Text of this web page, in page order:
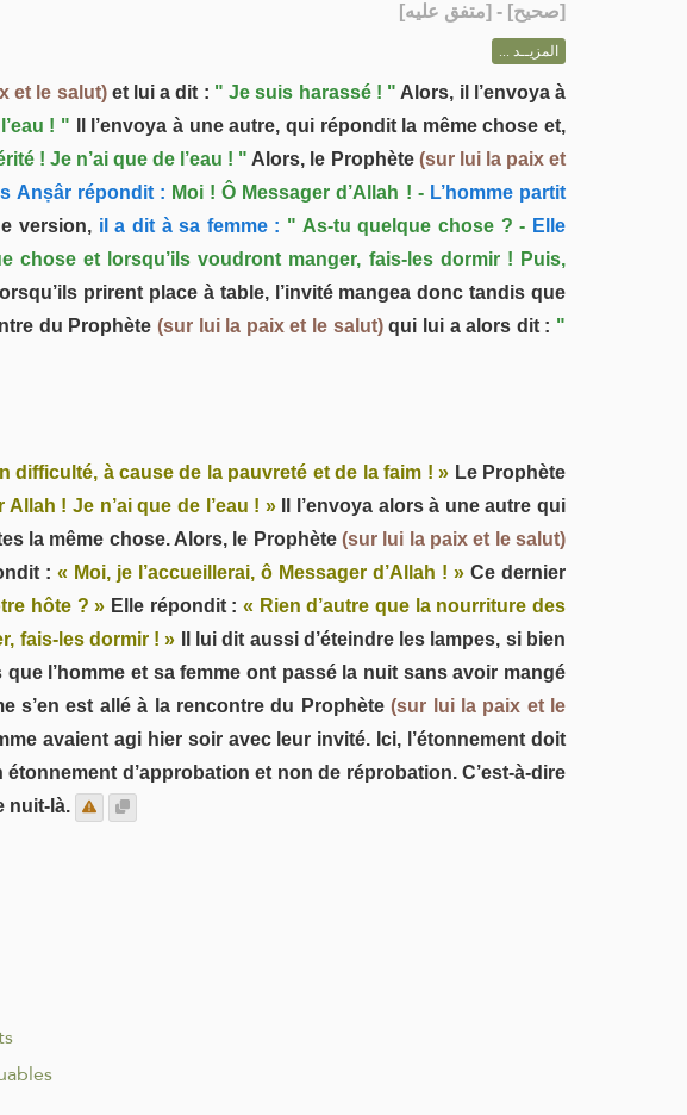
[صحيح] - [متفق عليه]
المزيــد ...
et le salut)et lui a dit : " Je suis harassé ! " Alors, il l’envoya à
! " Il l’envoya à une autre, qui répondit la même chose et,
! Je n’ai que de l’eau ! " Alors, le Prophète (sur lui la paix et
Anṣâr répondit : Moi ! Ô Messager d’Allah ! -L’homme partit
version,il a dit à sa femme : " As-tu quelque chose ? - Elle
chose et lorsqu’ils voudront manger, fais-les dormir ! Puis,
prirent place à table, l’invité mangea donc tandis que
du Prophète (sur lui la paix et le salut)qui lui a alors dit : "
difficulté, à cause de la pauvreté et de la faim ! » Le Prophète
Allah ! Je n’ai que de l’eau ! »Il l’envoya alors à une autre qui
la même chose. Alors, le Prophète (sur lui la paix et le salut)
: « Moi, je l’accueillerai, ô Messager d’Allah ! »Ce dernier
hôte ? » Elle répondit : « Rien d’autre que la nourriture des
fais-les dormir ! » Il lui dit aussi d’éteindre les lampes, si bien
l’homme et sa femme ont passé la nuit sans avoir mangé
s’en est allé à la rencontre du Prophète(sur lui la paix et le
avaient agi hier soir avec leur invité. Ici, l’étonnement doit
d’approbation et non de réprobation. C’est-à-dire
nuit-là.